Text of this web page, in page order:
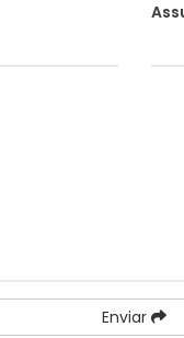
Enviar